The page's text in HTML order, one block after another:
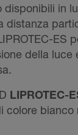
disponibili in
distanza
ES
della luce
LIPROTEC-
colore bianco